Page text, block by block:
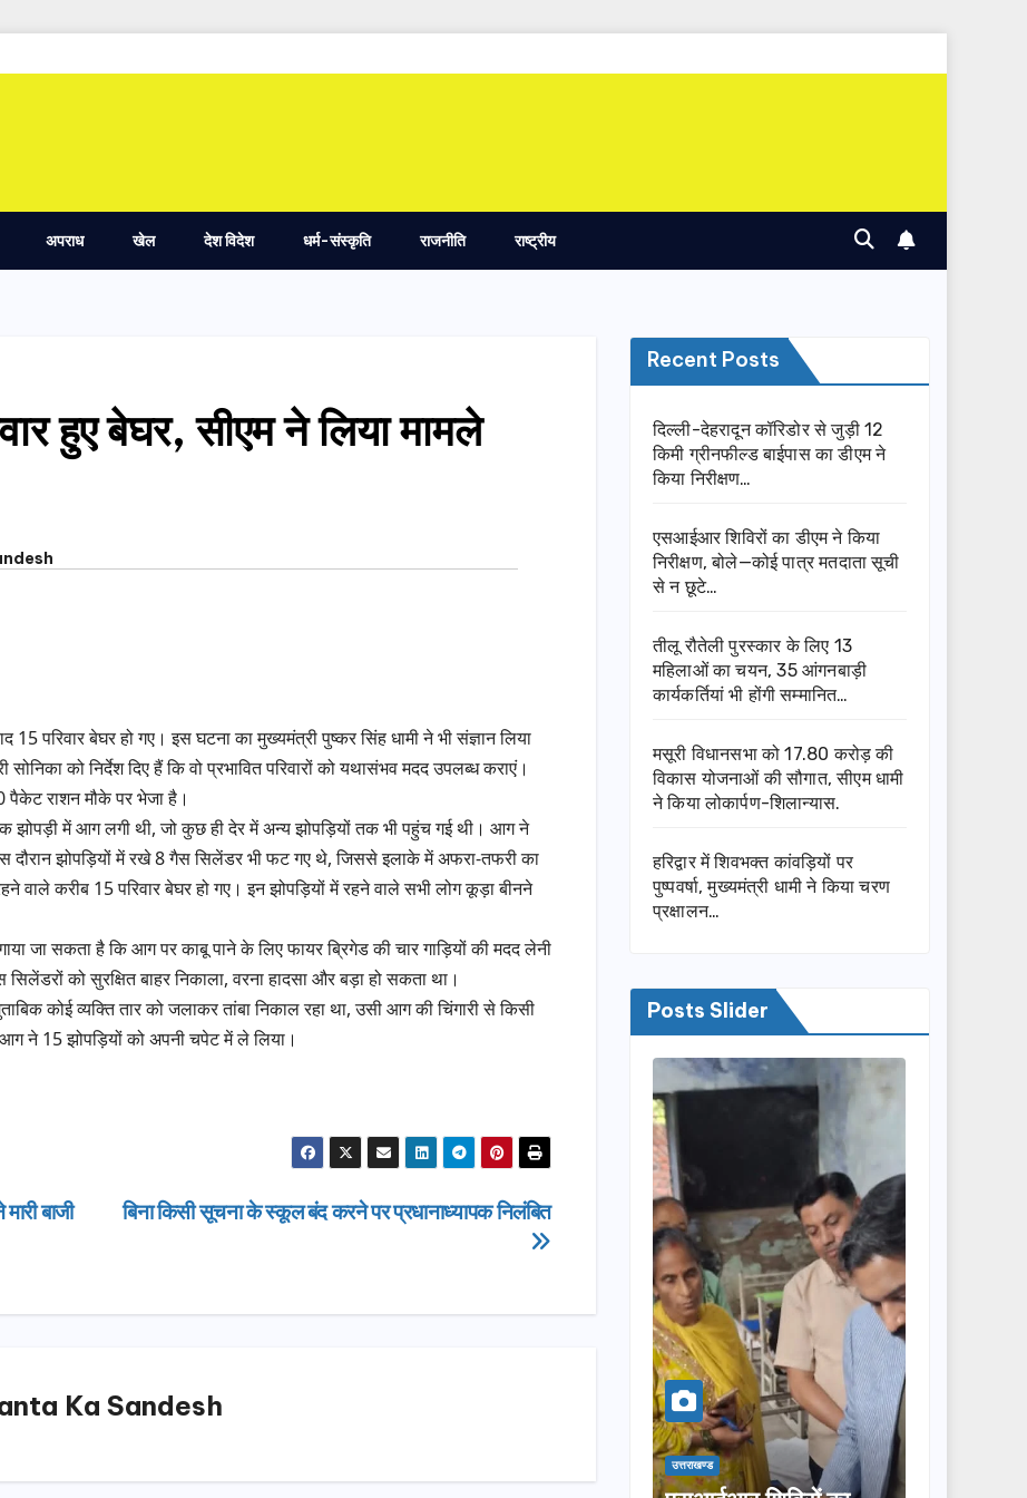
अपराध खेल देश विदेश धर्म-संस्कृति राजनीति राष्ट्रीय
हुए बेघर, सीएम ने लिया मामले
परिवार बेघर हो गए। इस घटना का मुख्यमंत्री पुष्कर सिंह धामी ने भी संज्ञान लिया
को निर्देश दिए हैं कि वो प्रभावित परिवारों को यथासंभव मदद उपलब्ध कराएं।
पैकेट राशन मौके पर भेजा है।
झोपड़ी में आग लगी थी, जो कुछ ही देर में अन्य झोपड़ियों तक भी पहुंच गई थी। आग ने
दौरान झोपड़ियों में रखे 8 गैस सिलेंडर भी फट गए थे, जिससे इलाके में अफरा-तफरी का
वाले करीब 15 परिवार बेघर हो गए। इन झोपड़ियों में रहने वाले सभी लोग कूड़ा बीनने
जा सकता है कि आग पर काबू पाने के लिए फायर ब्रिगेड की चार गाड़ियों की मदद लेनी
को सुरक्षित बाहर निकाला, वरना हादसा और बड़ा हो सकता था।
कोई व्यक्ति तार को जलाकर तांबा निकाल रहा था, उसी आग की चिंगारी से किसी
ने 15 झोपड़ियों को अपनी चपेट में ले लिया।
बिना किसी सूचना के स्कूल बंद करने पर प्रधानाध्यापक निलंबित
बाजी
Ka Sandesh
Recent Posts
दिल्ली-देहरादून कॉरिडोर से जुड़ी 12
किमी ग्रीनफील्ड बाईपास का डीएम ने
किया निरीक्षण…
एसआईआर शिविरों का डीएम ने किया
निरीक्षण, बोले—कोई पात्र मतदाता सूची
से न छूटे…
तीलू रौतेली पुरस्कार के लिए 13
महिलाओं का चयन, 35 आंगनबाड़ी
कार्यकर्तियां भी होंगी सम्मानित…
मसूरी विधानसभा को 17.80 करोड़ की
विकास योजनाओं की सौगात, सीएम धामी
ने किया लोकार्पण-शिलान्यास.
हरिद्वार में शिवभक्त कांवड़ियों पर
पुष्पवर्षा, मुख्यमंत्री धामी ने किया चरण
प्रक्षालन…
Posts Slider
उत्तराखण्ड